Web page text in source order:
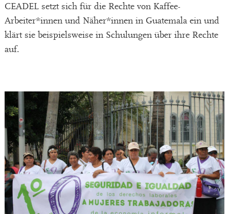
CEADEL setzt sich für die Rechte von Kaffee-
Arbeiter*innen und Näher*innen in Guatemala ein und
klärt sie beispielsweise in Schulungen über ihre Rechte
auf.